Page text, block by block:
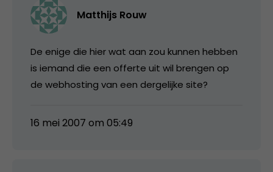
Matthijs Rouw
De enige die hier wat aan zou kunnen hebben
is iemand die een offerte uit wil brengen op
de webhosting van een dergelijke site?
16 mei 2007 om 05:49